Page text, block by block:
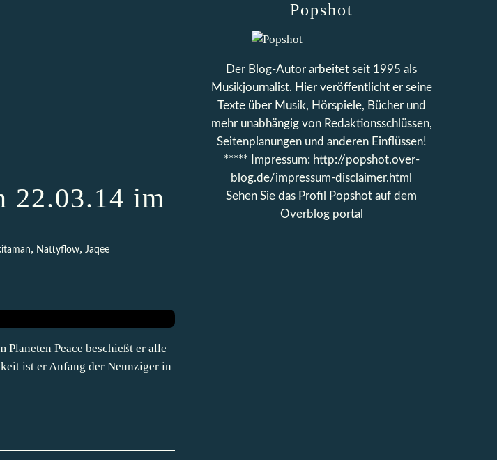
22.03.14 im
, Nattyflow, Jaqee
Planeten Peace beschießt er alle
ist er Anfang der Neunziger in
Popshot
Der Blog-Autor arbeitet seit 1995 als
Musikjournalist. Hier veröffentlicht er seine
Texte über Musik, Hörspiele, Bücher und
mehr unabhängig von Redaktionsschlüssen,
Seitenplanungen und anderen Einflüssen!
***** Impressum: http://popshot.over-
blog.de/impressum-disclaimer.html
Sehen Sie das Profil
Popshot auf dem
Overblog portal